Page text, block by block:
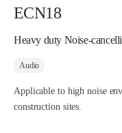
ECN18
Heavy duty Noise-
Audio
Applicable to high noise
construction sites.